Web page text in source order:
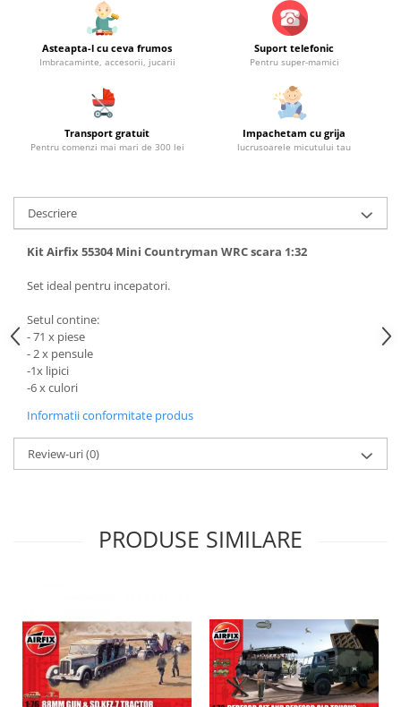
Asteapta-l cu ceva frumos
Imbracaminte, accesorii, jucarii
Suport telefonic
Pentru super-mamici
Transport gratuit
Pentru comenzi mai mari de 300 lei
Impachetam cu grija
lucrusoarele micutului tau
Descriere
Kit Airfix 55304 Mini Countryman WRC scara 1:32
Set ideal pentru incepatori.
Setul contine:
- 71 x piese
- 2 x pensule
-1x lipici
-6 x culori
Informatii conformitate produs
Review-uri(0)
PRODUSE SIMILARE